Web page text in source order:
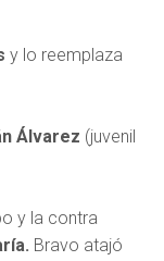
y lo reemplaza
Álvarez (juvenil
y la contra
Bravo atajó